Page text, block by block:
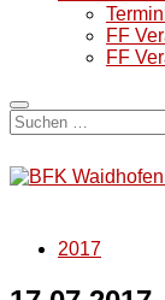
FF
FF
Suchen
nach:
2017